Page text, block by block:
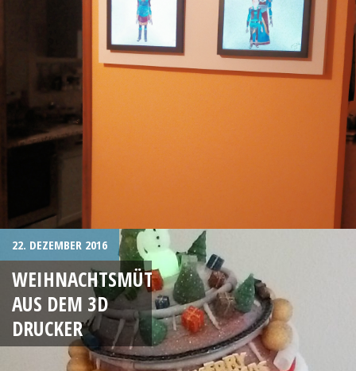
22. DEZEMBER 2016
WEIHNACHTSMÜTZE
AUS DEM 3D
DRUCKER